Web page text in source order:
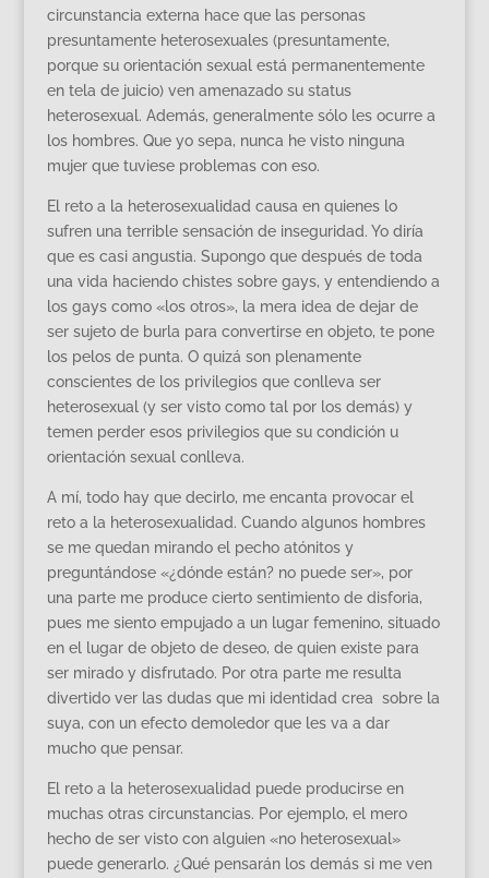
circunstancia externa hace que las personas
presuntamente heterosexuales (presuntamente,
porque su orientación sexual está permanentemente
en tela de juicio) ven amenazado su status
heterosexual. Además, generalmente sólo les ocurre a
los hombres. Que yo sepa, nunca he visto ninguna
mujer que tuviese problemas con eso.
El reto a la heterosexualidad causa en quienes lo
sufren una terrible sensación de inseguridad. Yo diría
que es casi angustia. Supongo que después de toda
una vida haciendo chistes sobre gays, y entendiendo a
los gays como «los otros», la mera idea de dejar de
ser sujeto de burla para convertirse en objeto, te pone
los pelos de punta. O quizá son plenamente
conscientes de los privilegios que conlleva ser
heterosexual (y ser visto como tal por los demás) y
temen perder esos privilegios que su condición u
orientación sexual conlleva.
A mí, todo hay que decirlo, me encanta provocar el
reto a la heterosexualidad. Cuando algunos hombres
se me quedan mirando el pecho atónitos y
preguntándose «¿dónde están? no puede ser», por
una parte me produce cierto sentimiento de disforia,
pues me siento empujado a un lugar femenino, situado
en el lugar de objeto de deseo, de quien existe para
ser mirado y disfrutado. Por otra parte me resulta
divertido ver las dudas que mi identidad crea sobre la
suya, con un efecto demoledor que les va a dar
mucho que pensar.
El reto a la heterosexualidad puede producirse en
muchas otras circunstancias. Por ejemplo, el mero
hecho de ser visto con alguien «no heterosexual»
puede generarlo. ¿Qué pensarán los demás si me ven